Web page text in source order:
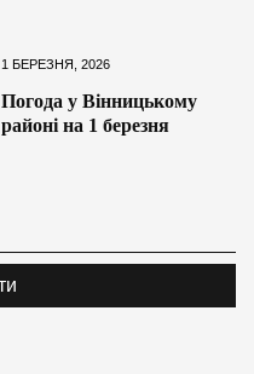
1 БЕРЕЗНЯ, 2026
Погода у Вінницькому
районі на 1 березня